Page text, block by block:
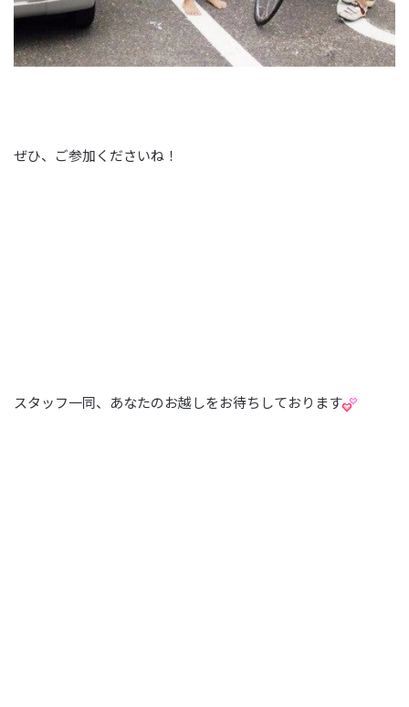
ぜひ、ご参加くださいね！
スタッフ一同、あなたのお越しをお待ちしております